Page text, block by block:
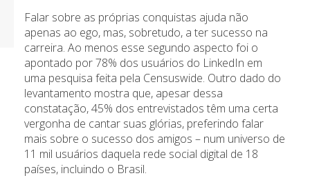
Falar sobre as próprias conquistas ajuda não
apenas ao ego, mas, sobretudo, a ter sucesso na
carreira. Ao menos esse segundo aspecto foi o
apontado por 78% dos usuários do LinkedIn em
uma pesquisa feita pela Censuswide. Outro dado do
levantamento mostra que, apesar dessa
constatação, 45% dos entrevistados têm uma certa
vergonha de cantar suas glórias, preferindo falar
mais sobre o sucesso dos amigos – num universo de
11 mil usuários daquela rede social digital de 18
países, incluindo o Brasil.